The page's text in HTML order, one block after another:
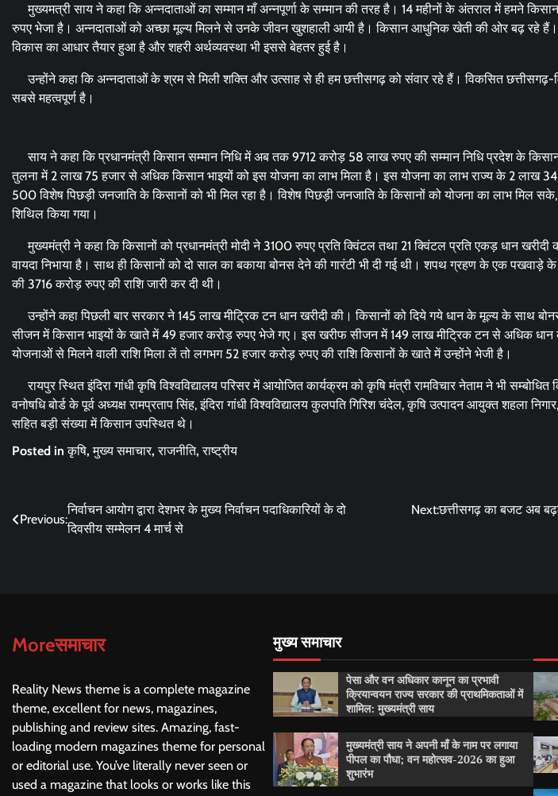
मुख्यमत्री साय ने कहा कि अन्नदाताओं का सम्मान माँ अन्नपूर्णा के सम्मान की तरह है। 14 महीनों के अंतराल में हमने
रुपए भेजा है। अन्नदाताओं को अच्छा मूल्य मिलने से उनके जीवन खुशहाली आयी है। किसान आधुनिक खेती की ओर बढ़ रहे हैं।
विकास का आधार तैयार हुआ है और शहरी अर्थव्यवस्था भी इससे बेहतर हुई है।
उन्होंने कहा कि अन्नदाताओं के श्रम से मिली शक्ति और उत्साह से ही हम छत्तीसगढ़ को संवार रहे हैं। विकसित छत्तीसगढ़-
सबसे महत्वपूर्ण है।
साय ने कहा कि प्रधानमंत्री किसान सम्मान निधि में अब तक 9712 करोड़ 58 लाख रुपए की सम्मान निधि प्रदेश के
तुलना में 2 लाख 75 हजार से अधिक किसान भाइयों को इस योजना का लाभ मिला है। इस योजना का लाभ राज्य के 2 लाख 34
500 विशेष पिछड़ी जनजाति के किसानों को भी मिल रहा है। विशेष पिछड़ी जनजाति के किसानों को योजना का लाभ मिल
शिथिल किया गया।
मुख्यमंत्री ने कहा कि किसानों को प्रधानमंत्री मोदी ने 3100 रुपए प्रति क्विंटल तथा 21 क्विंटल प्रति एकड़ धान खरीदी
वायदा निभाया है। साथ ही किसानों को दो साल का बकाया बोनस देने की गारंटी भी दी गई थी। शपथ ग्रहण के एक पखवाड़े
की 3716 करोड़ रुपए की राशि जारी कर दी थी।
उन्होंने कहा पिछली बार सरकार ने 145 लाख मीट्रिक टन धान खरीदी की। किसानों को दिये गये धान के मूल्य के साथ
सीजन में किसान भाइयों के खाते में 49 हजार करोड़ रुपए भेजे गए। इस खरीफ सीजन में 149 लाख मीट्रिक टन से अधिक धान
योजनाओं से मिलने वाली राशि मिला लें तो लगभग 52 हजार करोड़ रुपए की राशि किसानों के खाते में उन्होंने भेजी है।
रायपुर स्थित इंदिरा गांधी कृषि विश्वविद्यालय परिसर में आयोजित कार्यक्रम को कृषि मंत्री रामविचार नेताम ने भी
वनोषधि बोर्ड के पूर्व अध्यक्ष रामप्रताप सिंह, इंदिरा गांधी विश्वविद्यालय कुलपति गिरिश चंदेल, कृषि उत्पादन आयुक्त शहला
सहित बड़ी संख्या में किसान उपस्थित थे।
Posted inकृषि,मुख्य समाचार,राजनीति,राष्ट्रीय
Post
Previous:
निर्वाचन आयोग द्वारा देशभर के मुख्य निर्वाचन पदाधिकारियों के दो
दिवसीय सम्मेलन 4 मार्च से
Next:छत्तीसगढ़ का बजट अब
Moreसमाचार
Reality News theme is a complete magazine
theme, excellent for news, magazines,
publishing and review sites. Amazing, fast-
loading modern magazines theme for personal
or editorial use. You’ve literally never seen or
used a magazine that looks or works like this
मुख्य समाचार
पेसा और वन अधिकार कानून का प्रभावी
क्रियान्वयन राज्य सरकार की प्राथमिकताओं में
शामिल: मुख्यमंत्री साय
मुख्यमंत्री साय ने अपनी माँ के नाम पर लगाया
पीपल का पौधा; वन महोत्सव-2026 का हुआ
शुभारंभ